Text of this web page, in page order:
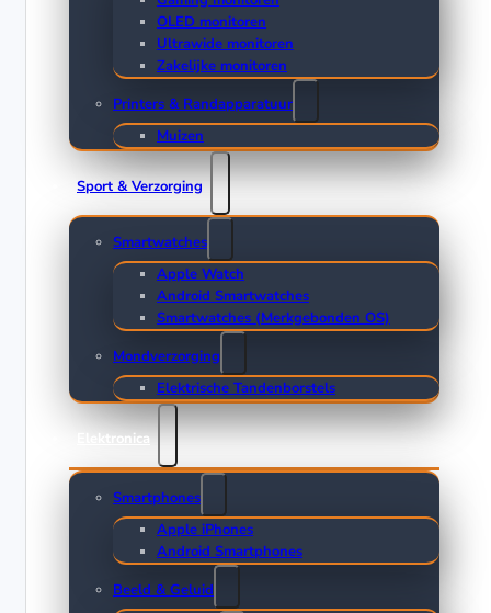
OLED monitoren
Ultrawide monitoren
Zakelijke monitoren
Printers & Randapparatuur
Muizen
Sport & Verzorging
Smartwatches
Apple Watch
Android Smartwatches
Smartwatches (Merkgebonden OS)
Mondverzorging
Elektrische Tandenborstels
Elektronica
Smartphones
Apple iPhones
Android Smartphones
Beeld & Geluid